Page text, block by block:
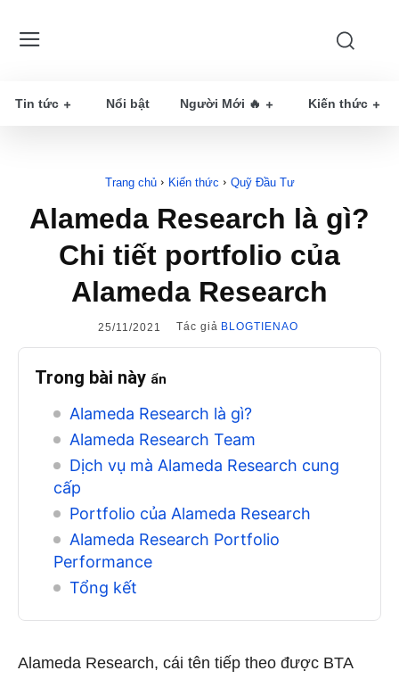
Tin tức Nổi bật Người Mới 🔥 Kiến thức
Trang chủ Kiến thức Quỹ Đầu Tư
Alameda Research là gì?
Chi tiết portfolio của
Alameda Research
25/11/2021 Tác giả BLOGTIENAO
Trong bài này ẩn
Alameda Research là gì?
Alameda Research Team
Dịch vụ mà Alameda Research cung
cấp
Portfolio của Alameda Research
Alameda Research Portfolio
Performance
Tổng kết
Alameda Research, cái tên tiếp theo được BTA